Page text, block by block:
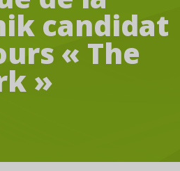
candidat
« The
»